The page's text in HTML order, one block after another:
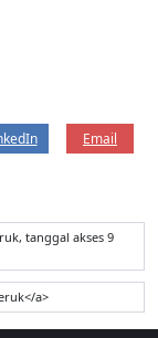
Email
tanggal akses 9
a>